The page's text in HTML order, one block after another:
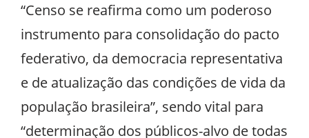
“Censo se reafirma como um poderoso
instrumento para consolidação do pacto
federativo, da democracia representativa
e de atualização das condições de vida da
população brasileira”, sendo vital para
“determinação dos públicos-alvo de todas